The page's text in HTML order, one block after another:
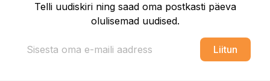
Telli uudiskiri ning saad oma postkasti päeva
olulisemad uudised.
Liitun